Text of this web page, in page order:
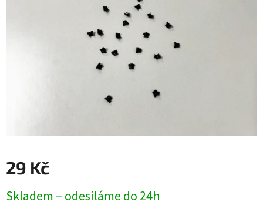
29 Kč
cena:
Skladem – odesíláme do 24h